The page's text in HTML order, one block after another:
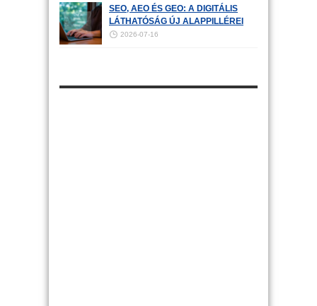
SEO, AEO ÉS GEO: A DIGITÁLIS
LÁTHATÓSÁG ÚJ ALAPPILLÉREI
2026-07-16